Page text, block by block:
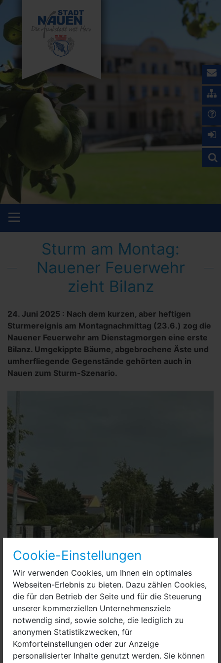
Cookie-Einstellungen
Wir verwenden Cookies, um Ihnen ein optimales
Webseiten-Erlebnis zu bieten. Dazu zählen Cookies,
die für den Betrieb der Seite und für die Steuerung
unserer kommerziellen Unternehmensziele
notwendig sind, sowie solche, die lediglich zu
anonymen Statistikzwecken, für
Komforteinstellungen oder zur Anzeige
personalisierter Inhalte genutzt werden. Sie können
Sturm am Montag:
Nauener Feuerwehr
zieht Bilanz
24. Juni 2025 : Nach dem kurzen, aber heftigen
Sturmereignis am Montagnachmittag (23.6.) zog die
Nauener Feuerwehr am Dienstagmorgen eine erste
Bilanz. Umgekippte Bäume, abgebrochene Äste und
umherfliegende Gegenstände gehörten auch in
Nauen zum Sturm-Szenario.
Im Wohngebiet Am Mahlbusen wurde dieser Baum vom Sturm
wie ein Streichholz umgeknickt.
Stadtwehrführer Jörg Meyer teilte dazu mit: „Die
Einsatzkräfte der Freiwilligen Feuerwehr der Stadt
Nauen hat am Montag über 20 Einsätze von 16:45 –